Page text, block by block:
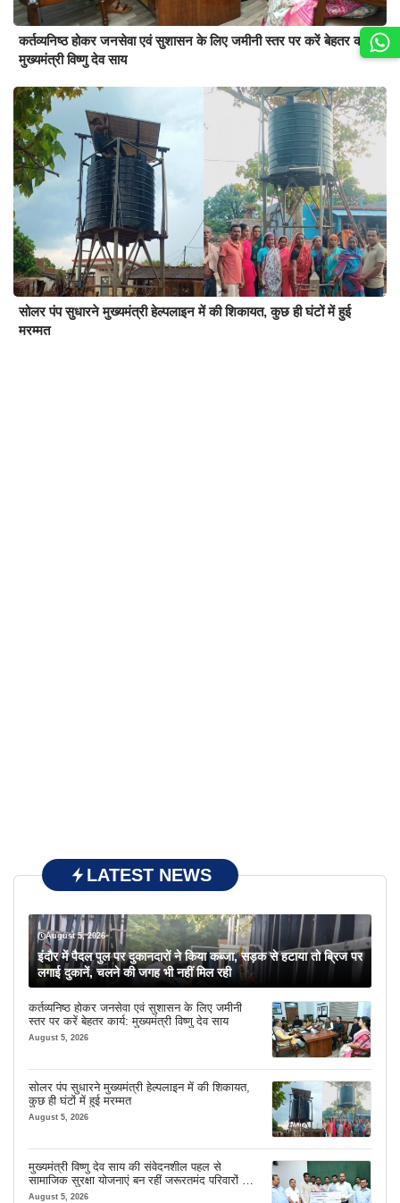
कर्तव्यनिष्ठ होकर जनसेवा एवं सुशासन के लिए जमीनी स्तर पर करें बेहतर कार्य:
मुख्यमंत्री विष्णु देव साय
सोलर पंप सुधारने मुख्यमंत्री हेल्पलाइन में की शिकायत, कुछ ही घंटों में हुई
मरम्मत
LATEST NEWS
August 5, 2026
इंदौर में पैदल पुल पर दुकानदारों ने किया कब्जा, सड़क से हटाया तो ब्रिज पर
लगाई दुकानें, चलने की जगह भी नहीं मिल रही
कर्तव्यनिष्ठ होकर जनसेवा एवं सुशासन के लिए जमीनी
स्तर पर करें बेहतर कार्य: मुख्यमंत्री विष्णु देव साय
August 5, 2026
सोलर पंप सुधारने मुख्यमंत्री हेल्पलाइन में की शिकायत,
कुछ ही घंटों में हुई मरम्मत
August 5, 2026
मुख्यमंत्री विष्णु देव साय की संवेदनशील पहल से
सामाजिक सुरक्षा योजनाएं बन रहीं जरूरतमंद परिवारों का
मजबूत सहारा
August 5, 2026